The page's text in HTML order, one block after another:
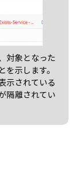
対象となった
示します。
示されている
隔離されてい